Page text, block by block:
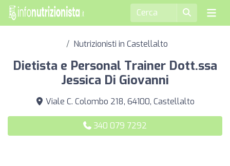
Nutrizionisti in Castellalto
Dietista e Personal Trainer Dott.ssa
Jessica Di Giovanni
Viale C. Colombo 218, 64100, Castellalto
340 079 7292